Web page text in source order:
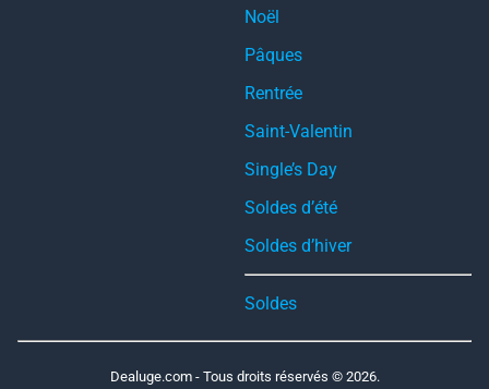
Noël
Pâques
Rentrée
Saint-Valentin
Single’s Day
Soldes d’été
Soldes d’hiver
Soldes
Dealuge.com - Tous droits réservés © 2026.